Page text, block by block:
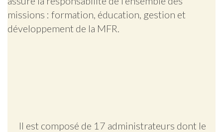
missions : formation, éducation, gestion et
développement de la MFR.
Il est composé de 17 administrateurs dont le